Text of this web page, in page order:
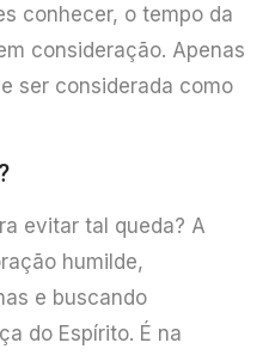
conhecer, o tempo da
consideração. Apenas
ser considerada como
evitar tal queda? A
humilde,
e buscando
do Espírito. É na